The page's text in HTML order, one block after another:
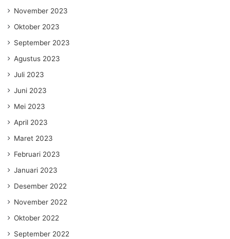
November 2023
Oktober 2023
September 2023
Agustus 2023
Juli 2023
Juni 2023
Mei 2023
April 2023
Maret 2023
Februari 2023
Januari 2023
Desember 2022
November 2022
Oktober 2022
September 2022